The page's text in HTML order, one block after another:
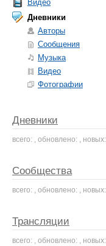
Видео
Дневники
Авторы
Сообщения
Музыка
Видео
Фотографии
Дневники
всего: , обновлено: , новых:
Сообщества
всего: , обновлено: , новых:
Трансляции
всего: , обновлено: , новых: